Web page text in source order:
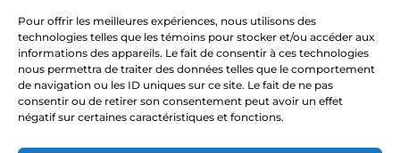
Pour offrir les meilleures expériences, nous utilisons des
technologies telles que les témoins pour stocker et/ou accéder aux
informations des appareils. Le fait de consentir à ces technologies
nous permettra de traiter des données telles que le comportement
de navigation ou les ID uniques sur ce site. Le fait de ne pas
consentir ou de retirer son consentement peut avoir un effet
négatif sur certaines caractéristiques et fonctions.
Suivez-nous :